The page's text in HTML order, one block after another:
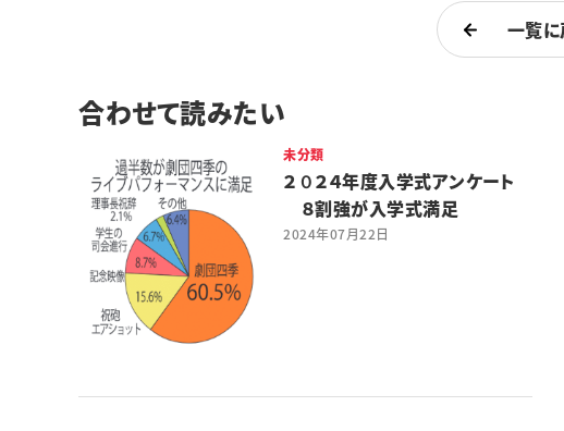
一覧に
合わせて読みたい
未分類
２０２４年度入学式アンケート
８割強が入学式満足
2024年07月22日